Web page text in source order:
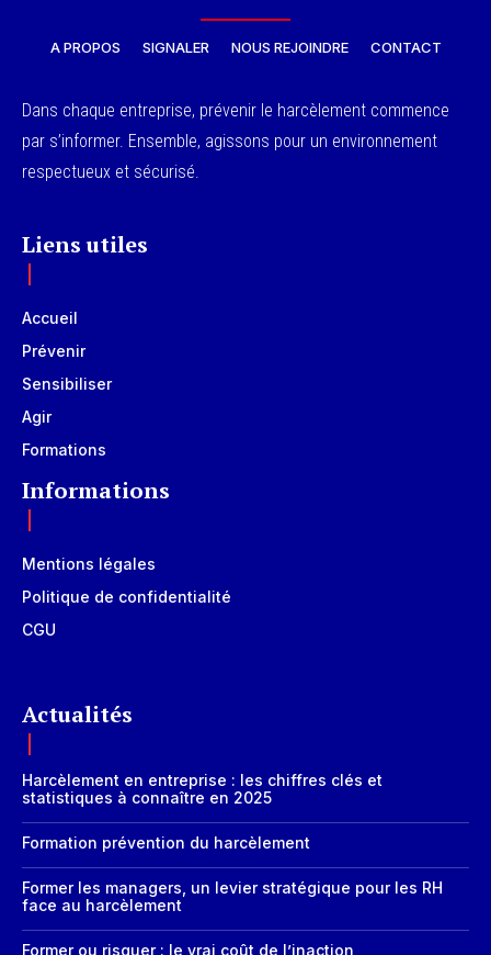
A PROPOS SIGNALER NOUS REJOINDRE CONTACT
Dans chaque entreprise, prévenir le harcèlement commence
par s’informer. Ensemble, agissons pour un environnement
respectueux et sécurisé.
Liens utiles
Accueil
Prévenir
Sensibiliser
Agir
Formations
Informations
Mentions légales
Politique de confidentialité
CGU
Actualités
Harcèlement en entreprise : les chiffres clés et
statistiques à connaître en 2025
Formation prévention du harcèlement
Former les managers, un levier stratégique pour les RH
face au harcèlement
Former ou risquer : le vrai coût de l’inaction